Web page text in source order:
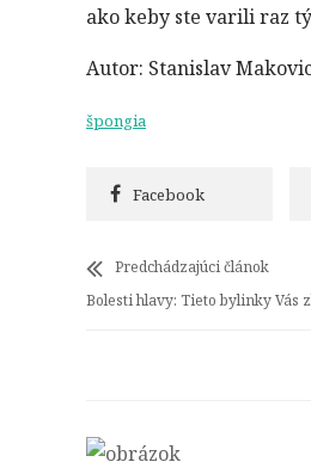
ako keby ste varili raz
Autor: Stanislav
špongia
Facebook
Predchádzajúci článok
Bolesti hlavy: Tieto bylinky Vás